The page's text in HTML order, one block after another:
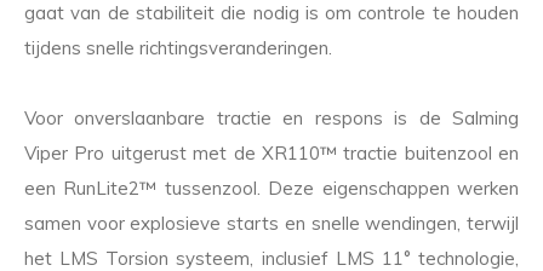
gaat van de stabiliteit die nodig is om controle te houden
tijdens snelle richtingsveranderingen.
Voor onverslaanbare tractie en respons is de Salming
Viper Pro uitgerust met de XR110™ tractie buitenzool en
een RunLite2™ tussenzool. Deze eigenschappen werken
samen voor explosieve starts en snelle wendingen, terwijl
het LMS Torsion systeem, inclusief LMS 11° technologie,